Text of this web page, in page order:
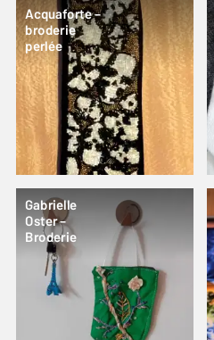
Acquaforte –
broderie
perlée
Gabrielle
Oster –
Broderie